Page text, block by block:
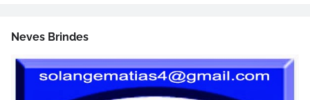
Neves Brindes